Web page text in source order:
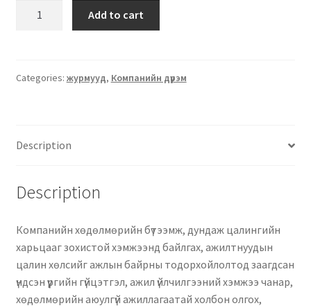
Add to cart
Categories: журмууд, Компанийн дүрэм
Description
Description
Компанийн хөдөлмөрийн бүтээмж, дундаж цалингийн
харьцааг зохистой хэмжээнд байлгах, ажилтнуудын
цалин хөлсийг ажлын байрны тодорхойлолтод заагдсан
үндсэн үүргийн гүйцэтгэл, ажил үйлчилгээний хэмжээ чанар,
хөдөлмөрийн аюулгүй ажиллагаатай холбон олгох,